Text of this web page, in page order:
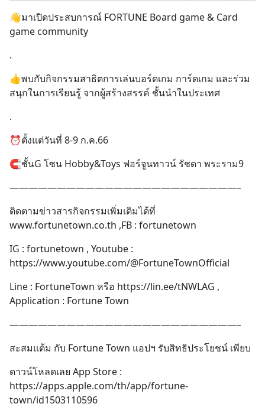
👋มาเปิดประสบการณ์ FORTUNE Board game & Card
game community
.
👍พบกับกิจกรรมสาธิตการเล่นบอร์ดเกม การ์ดเกม และร่วม
สนุกในการเรียนรู้ จากผู้สร้างสรรค์ ชั้นนำในประเทศ
.
⏰ตั้งแต่วันที่ 8-9 ก.ค.66
🧲ชั้นG โซน Hobby&Toys ฟอร์จูนทาวน์ รัชดา พระราม9
————————————————————————–
ติดตามข่าวสารกิจกรรมเพิ่มเติมได้ที่
www.fortunetown.co.th ,FB : fortunetown
IG : fortunetown , Youtube :
https://www.youtube.com/@FortuneTownOfficial
Line : FortuneTown หรือ https://lin.ee/tNWLAG ,
Application : Fortune Town
————————————————————————–
สะสมแต้ม กับ Fortune Town แอปฯ รับสิทธิประโยชน์ เพียบ
ดาวน์โหลดเลย App Store :
https://apps.apple.com/th/app/fortune-
town/id1503110596